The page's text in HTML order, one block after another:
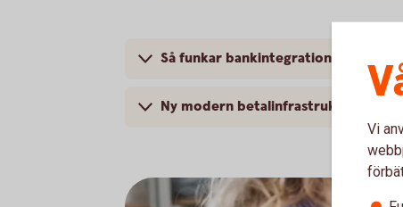
Så funkar bankintegrationen
Ny modern betalinfrastruktur i
Vi